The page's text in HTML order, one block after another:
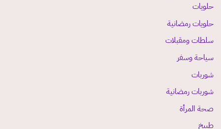
حلويات
حلويات رمضانية
سلطات ومقبلات
سياحة وسفر
شوربات
شوربات رمضانية
صحة المرأة
طبيخ